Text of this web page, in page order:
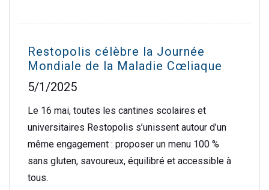
Restopolis célèbre la Journée
Mondiale de la Maladie Cœliaque
5/1/2025
Le 16 mai, toutes les cantines scolaires et
universitaires Restopolis s’unissent autour d’un
même engagement : proposer un menu 100 %
sans gluten, savoureux, équilibré et accessible à
tous.